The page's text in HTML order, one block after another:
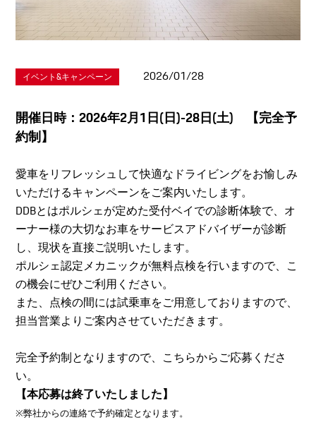
イベント&キャンペーン 2026/01/28
開催日時：2026年2月1日(日)-28日(土) 【完全予
約制】
愛車をリフレッシュして快適なドライビングをお愉しみ
いただけるキャンペーンをご案内いたします。
DDBとはポルシェが定めた受付ベイでの診断体験で、オ
ーナー様の大切なお車をサービスアドバイザーが診断
し、現状を直接ご説明いたします。
ポルシェ認定メカニックが無料点検を行いますので、こ
の機会にぜひご利用ください。
また、点検の間には試乗車をご用意しておりますので、
担当営業よりご案内させていただきます。
完全予約制となりますので、こちらからご応募くださ
い。
【本応募は終了いたしました】
※弊社からの連絡で予約確定となります。